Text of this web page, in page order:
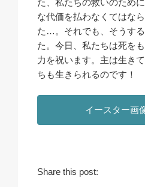
な代価を払わなくてはな
た…。それでも、そうす
た。今日、私たちは死を
力を祝います。主は生き
ちも生きられるのです！
イースター画
Share this post: